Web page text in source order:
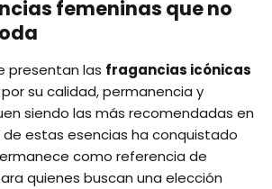
femeninas que no
presentan las fragancias icónicas
su calidad, permanencia y
siendo las más recomendadas en
de estas esencias ha conquistado
como referencia de
quienes buscan una elección